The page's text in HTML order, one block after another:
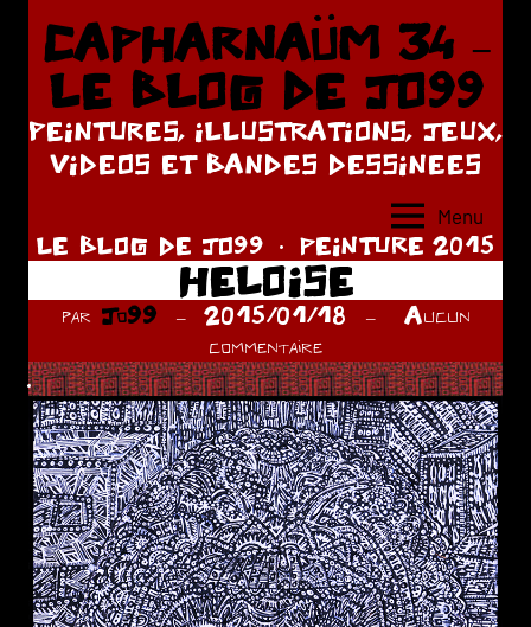
Aller
contenu
CAPHARNAÜM 34 –
LE BLOG DE JO99
PEINTURES, ILLUSTRATIONS, JEUX,
VIDEOS ET BANDES DESSINEES
Menu
LE BLOG DE JO99 PEINTURE 2015
HELOISE
par Jo99 2015/01/18
Aucun
commentaire
.